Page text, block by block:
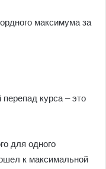
курса – это
для одного
к максимальной